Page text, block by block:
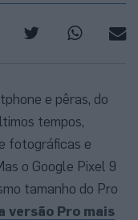
e pêras, do
tempos,
fotográficas e
o Google Pixel 9
tamanho do Pro
versão Pro mais